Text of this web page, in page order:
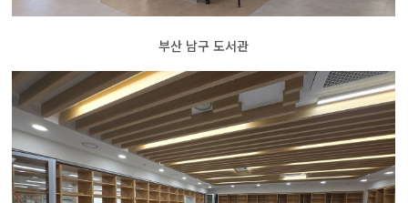
부산 남구 도서관